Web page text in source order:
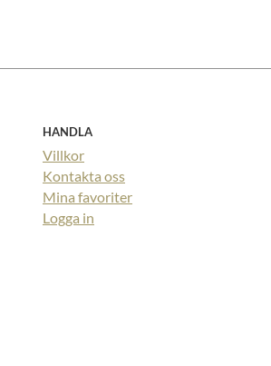
HANDLA
Villkor
Kontakta oss
Mina favoriter
Logga in